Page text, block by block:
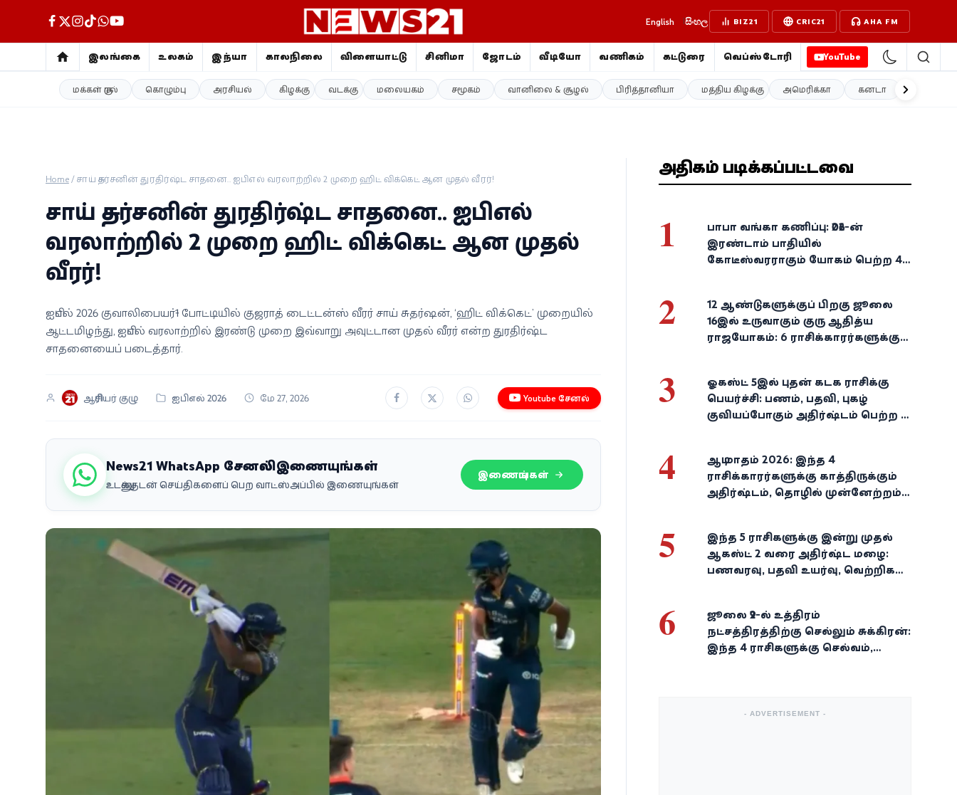
English සිංහල BIZ21 CRIC21 AHA FM
இலங்கை உலகம் இந்தியா காலநிலை விளையாட்டு சினிமா ஜோதிடம் வீடியோ வணிகம் கட்டுரை வெப்ஸ்டோரி YouTube
மக்கள் குரல் கொழும்பு அரசியல் கிழக்கு வடக்கு மலையகம் சமூகம் வானிலை & சூழல் பிரித்தானியா மத்திய கிழக்கு அமெரிக்கா கனடா
இலங்கை
சினிமா
வீடியோ
கட்டுரை
வெப்ஸ்டோரி
தமிழ்
Home/சாய் சுதர்சனின் துரதிர்ஷ்ட சாதனை.. ஐபிஎல் வரலாற்றில் 2 முறை ஹிட் விக்கெட் ஆன முதல் வீரர்!
சாய் சுதர்சனின் துரதிர்ஷ்ட சாதனை.. ஐபிஎல்
வரலாற்றில் 2 முறை ஹிட் விக்கெட் ஆன முதல்
வீரர்!
ஐபிஎல் 2026 குவாலிபையர்-1 போட்டியில் குஜராத் டைட்டன்ஸ் வீரர் சாய் சுதர்ஷன், ‘ஹிட் விக்கெட்’ முறையில்
ஆட்டமிழந்து, ஐபிஎல் வரலாற்றில் இரண்டு முறை இவ்வாறு அவுட்டான முதல் வீரர் என்ற துரதிர்ஷ்ட
சாதனையைப் படைத்தார்.
ஆசிரியர் குழு ஐபிஎல் 2026 மே 27, 2026 Youtube சேனல்
News21 WhatsApp சேனலில் இணையுங்கள்
உடனுக்குடன் செய்திகளைப் பெற வாட்ஸ்அப்பில் இணையுங்கள்
இணையுங்கள்
அதிகம் படிக்கப்பட்டவை
1
பாபா வங்கா கணிப்பு: 2026-ன்
இரண்டாம் பாதியில்
கோடீஸ்வரராகும் யோகம் பெற்ற 4
2
12 ஆண்டுகளுக்குப் பிறகு ஜூலை
16இல் உருவாகும் குரு ஆதித்ய
ராஜயோகம்: 6 ராசிக்காரர்களுக்கு
3
ஓகஸ்ட் 5இல் புதன் கடக ராசிக்கு
பெயர்ச்சி: பணம், பதவி, புகழ்
குவியப்போகும் அதிர்ஷ்டம் பெற்ற 3
4
ஆடி மாதம் 2026: இந்த 4
ராசிக்காரர்களுக்கு காத்திருக்கும்
அதிர்ஷ்டம், தொழில் முன்னேற்றம்,
5
இந்த 5 ராசிகளுக்கு இன்று முதல்
ஆகஸ்ட் 2 வரை அதிர்ஷ்ட மழை:
பணவரவு, பதவி உயர்வு, வெற்றிகள்
6
ஜூலை 29-ல் உத்திரம்
நட்சத்திரத்திற்கு செல்லும் சுக்கிரன்:
இந்த 4 ராசிகளுக்கு செல்வம்,
- ADVERTISEMENT -